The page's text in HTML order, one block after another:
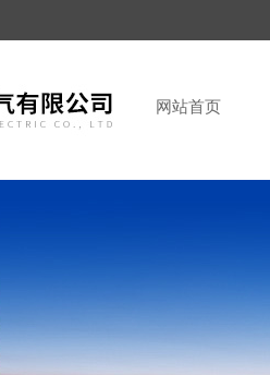
网站首页